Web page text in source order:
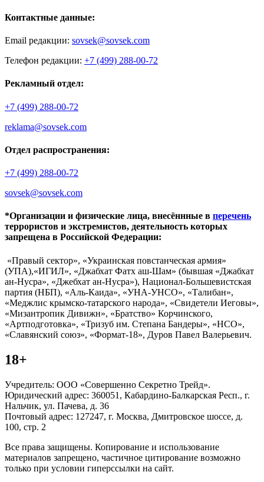
Контактные данные:
Email редакции: sovsek@sovsek.com
Телефон редакции: +7 (499) 288-00-72
Рекламный отдел:
+7 (499) 288-00-72
reklama@sovsek.com
Отдел распространения:
+7 (499) 288-00-72
sovsek@sovsek.com
*Организации и физические лица, внесённные в перечень
террористов и экстремистов, деятельность которых
запрещена в Российской Федерации:
«Правый сектор», «Украинская повстанческая армия»
(УПА),«ИГИЛ», «Джабхат Фатх аш-Шам» (бывшая «Джабхат
ан-Нусра», «Джебхат ан-Нусра»), Национал-Большевистская
партия (НБП), «Аль-Каида», «УНА-УНСО», «Талибан»,
«Меджлис крымско-татарского народа», «Свидетели Иеговы»,
«Мизантропик Дивижн», «Братство» Корчинского,
«Артподготовка», «Тризуб им. Степана Бандеры», «НСО»,
«Славянский союз», «Формат-18», Дуров Павел Валерьевич.
18+
Учредитель: ООО «Совершенно Секретно Трейд».
Юридический адрес: 360051, Кабардино-Балкарская Респ., г.
Нальчик, ул. Пачева, д. 36
Почтовый адрес: 127247, г. Москва, Дмитровское шоссе, д.
100, стр. 2
Все права защищены. Копирование и использование
материалов запрещено, частичное цитирование возможно
только при условии гиперссылки на сайт.